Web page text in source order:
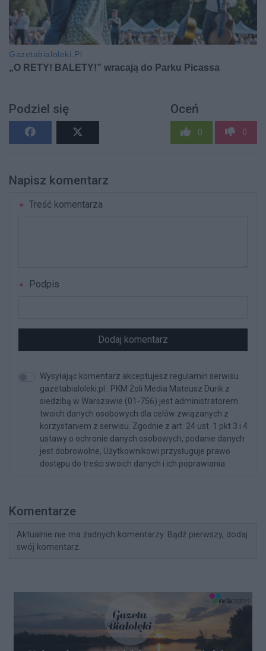
Podziel się Oceń
0 0
Napisz komentarz
Treść komentarza
Podpis
Dodaj komentarz
Wysyłając komentarz akceptujesz regulamin serwisu
gazetabialoleki.pl . PKM Żoli Media Mateusz Durik z
siedzibą w Warszawie (01-756) jest administratorem
twoich danych osobowych dla celów związanych z
korzystaniem z serwisu. Zgodnie z art. 24 ust. 1 pkt 3 i 4
ustawy o ochronie danych osobowych, podanie danych
jest dobrowolne, Użytkownikowi przysługuje prawo
dostępu do treści swoich danych i ich poprawiania.
Komentarze
Aktualnie nie ma żadnych komentarzy. Bądź pierwszy, dodaj
swój komentarz.